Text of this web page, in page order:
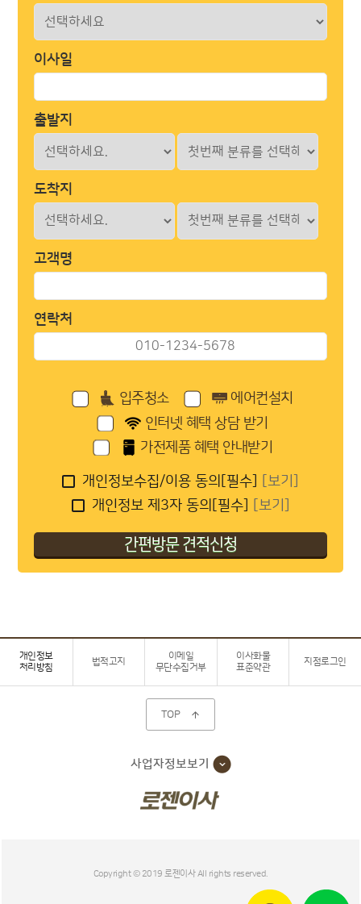
이사일
출발지
도착지
고객명
연락처
입주청소
에어컨설치
인터넷 혜택 상담 받기
가전제품 혜택 안내받기
개인정보수집/이용 동의[필수]
[보기]
개인정보 제3자 동의[필수]
[보기]
개인정보
처리방침
법적고지
이메일
무단수집거부
이사화물
표준약관
지점로그인
TOP 
사업자정보보기
Copyright © 2019 로젠이사 All rights reserved.